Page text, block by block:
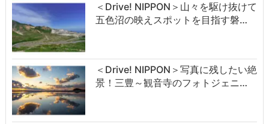
＜Drive! NIPPON＞山々を駆け抜けて
五色沼の映えスポットを目指す磐…
＜Drive! NIPPON＞写真に残したい絶
景！三豊～観音寺のフォトジェニ…